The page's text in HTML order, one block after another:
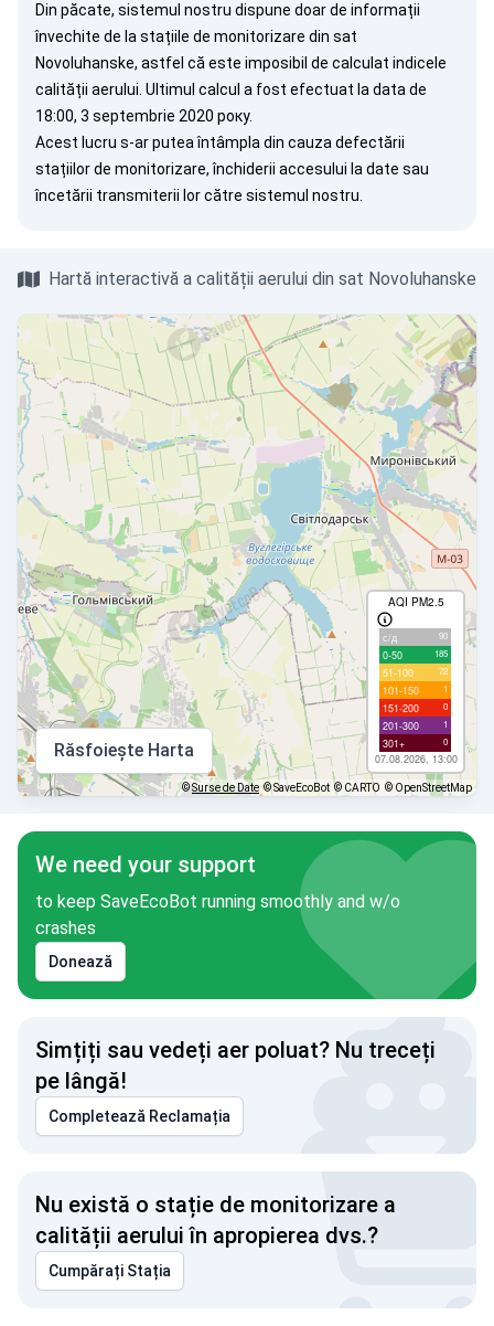
Din păcate, sistemul nostru dispune doar de informații
învechite de la stațiile de monitorizare din sat
Novoluhanske, astfel că este imposibil de calculat indicele
calității aerului. Ultimul calcul a fost efectuat la data de
18:00, 3 septembrie 2020 року.
Acest lucru s-ar putea întâmpla din cauza defectării
stațiilor de monitorizare, închiderii accesului la date sau
încetării transmiterii lor către sistemul nostru.
Hartă interactivă a calității aerului din sat Novoluhanske
AQI PM2.5
с/д 90
0-50 185
51-100 72
101-150 1
151-200 0
201-300 1
301+ 0
07.08.2026, 13:00
Răsfoiește Harta
©Surse de Date © SaveEcoBot © CARTO © OpenStreetMap
We need your support
to keep SaveEcoBot running smoothly and w/o
crashes
Donează
Simțiți sau vedeți aer poluat? Nu treceți
pe lângă!
Completează Reclamația
Nu există o stație de monitorizare a
calității aerului în apropierea dvs.?
Cumpărați Stația